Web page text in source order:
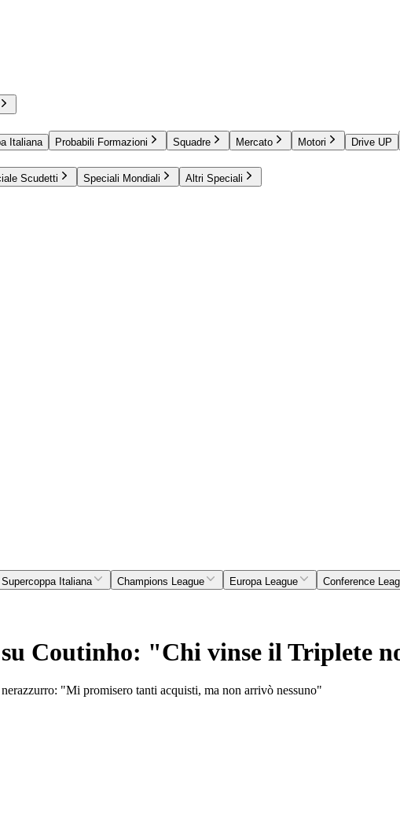
Italiana Probabili Formazioni Squadre Mercato Motori Drive UP
Scudetti Speciali Mondiali Altri Speciali
Supercoppa Italiana Champions League Europa League Conference
Coutinho: "Chi vinse il Triplete
"Mi promisero tanti acquisti, ma non arrivò nessuno"